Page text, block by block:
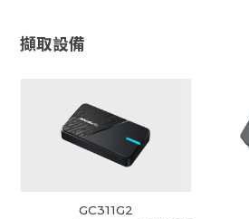
擷取設備
GC311G2